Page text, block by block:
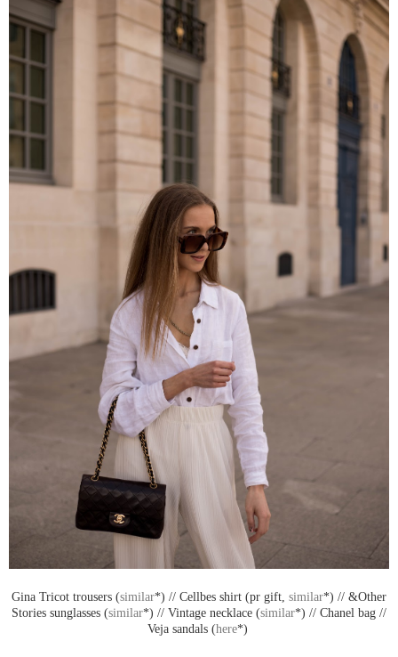
Gina Tricot trousers (similar*) // Cellbes shirt (pr gift, similar*) // &Other
Stories sunglasses (similar*) // Vintage necklace (similar*) // Chanel bag //
Veja sandals (here*)